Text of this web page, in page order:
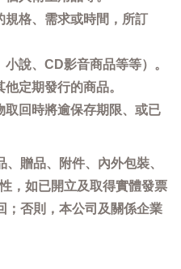
規格、需求或時間，所訂
說、CD影音商品等等）。
定期發行的商品。
取回時將逾保存期限、或已
贈品、附件、內外包裝、
，如已開立及取得實體發票
；否則，本公司及關係企業